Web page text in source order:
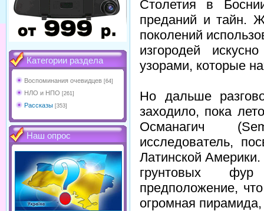
Категории раздела
Воспоминания очевидцев [64]
НЛО и НПО [261]
Рассказы [353]
Наш опрос
Столетия в
преданий и тайн.
поколений
изгородей
узорами, которые
Но дальше
заходило, пока
Османагич
исследователь,
Латинской Америки.
грунтовых
предположение,
огромная